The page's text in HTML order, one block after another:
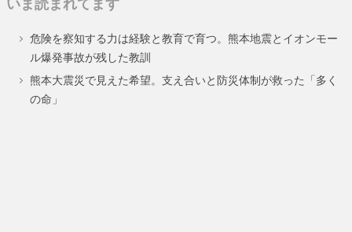
ー
ジ
ー
ジ
いま読まれてます
危険を察知する力は経験と教育で育つ。熊本地震とイオンモー
ル爆発事故が残した教訓
熊本大震災で見えた希望。支え合いと防災体制が救った「多く
の命」